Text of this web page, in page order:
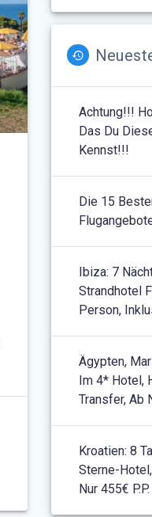
Achtung!!!
Das Du
Kennst!!!
Die 15
Ibiza: 7
Strandhotel
Person,
Ägypten,
Im 4* Hotel,
Transfer, Ab
Kroatien: 8
Sterne-
Nur 455€ P.P.